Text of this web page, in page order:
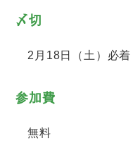
〆切
2月18日（土）必着
参加費
無料